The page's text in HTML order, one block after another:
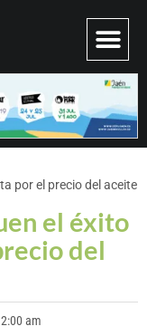
el éxito
del
por el precio del aceite
am